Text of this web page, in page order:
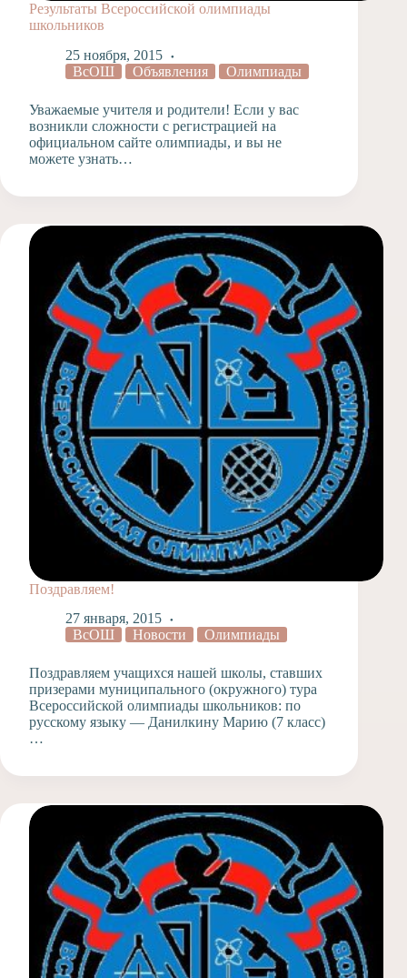
Результаты Всероссийской олимпиады
школьников
25 ноября, 2015
ВсОШ
Объявления Олимпиады
Уважаемые учителя и родители! Если у вас
возникли сложности с регистрацией на
официальном сайте олимпиады, и вы не
можете узнать…
Поздравляем!
27 января, 2015
ВсОШ
Новости Олимпиады
Поздравляем учащихся нашей школы, ставших
призерами муниципального (окружного) тура
Всероссийской олимпиады школьников: по
русскому языку — Данилкину Марию (7 класс)
…